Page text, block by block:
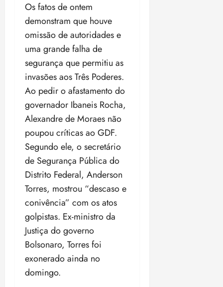
Os fatos de ontem
demonstram que houve
omissão de autoridades e
uma grande falha de
segurança que permitiu as
invasões aos Três Poderes.
Ao pedir o afastamento do
governador Ibaneis Rocha,
Alexandre de Moraes não
poupou críticas ao GDF.
Segundo ele, o secretário
de Segurança Pública do
Distrito Federal, Anderson
Torres, mostrou “descaso e
conivência” com os atos
golpistas. Ex-ministro da
Justiça do governo
Bolsonaro, Torres foi
exonerado ainda no
domingo.